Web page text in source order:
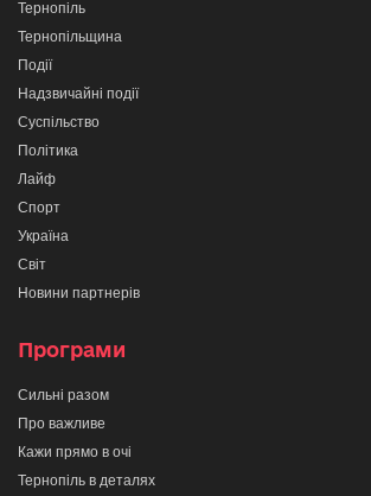
Тернопіль
Тернопільщина
Події
Надзвичайні події
Суспільство
Політика
Лайф
Спорт
Україна
Світ
Новини партнерів
Програми
Сильні разом
Про важливе
Кажи прямо в очі
Тернопіль в деталях